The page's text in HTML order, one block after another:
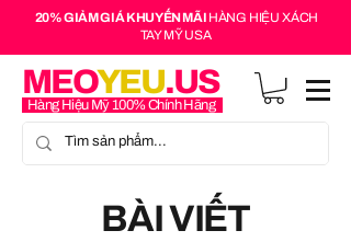
20% GIẢM GIÁ KHUYẾN MÃI HÀNG HIỆU XÁCH
TAY MỸ USA
MEOYEU.US
Hàng Hiệu Mỹ 100% Chính Hãng
BÀI VIẾT